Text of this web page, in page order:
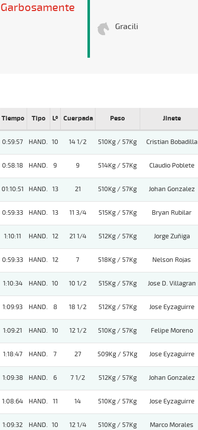
Garbosamente
Gracili
Tiempo Tipo Lº Cuerpada Peso Jinete
0:59:57 HAND. 10 14 1/2 510Kg / 57Kg Cristian Bobadilla
0:58:18 HAND. 9 9 514Kg / 57Kg Claudio Poblete
01:10:51 HAND. 13 21 510Kg / 57Kg Johan Gonzalez
0:59:33 HAND. 13 11 3/4 515Kg / 57Kg Bryan Rubilar
1:10:11 HAND. 12 21 1/4 512Kg / 57Kg Jorge Zuñiga
0:59:33 HAND. 12 7 518Kg / 57Kg Nelson Rojas
1:10:34 HAND. 10 10 1/2 515Kg / 57Kg Jose D. Villagran
1:09:93 HAND. 8 18 1/2 512Kg / 57Kg Jose Eyzaguirre
1:09:21 HAND. 10 12 1/2 510Kg / 57Kg Felipe Moreno
1:18:47 HAND. 7 27 509Kg / 57Kg Jose Eyzaguirre
1:09:38 HAND. 6 7 1/2 512Kg / 57Kg Johan Gonzalez
1:08:64 HAND. 11 14 510Kg / 57Kg Jose Eyzaguirre
1:09:32 HAND. 10 12 1/4 510Kg / 57Kg Marco Morales